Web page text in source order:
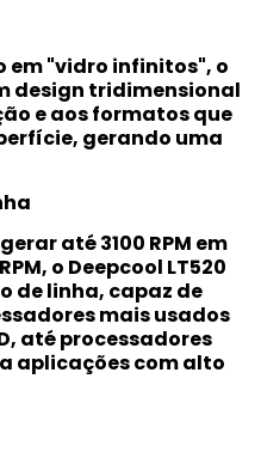
em "vidro infinitos", o
design tridimensional
e aos formatos que
gerando uma
até 3100 RPM em
o Deepcool LT520
de linha, capaz de
mais usados
até processadores
aplicações com alto